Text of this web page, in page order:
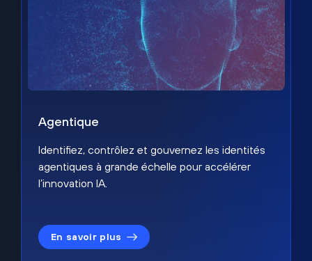
Agentique
Identifiez, contrôlez et gouvernez les identités
agentiques à grande échelle pour accélérer
l’innovation IA.
En savoir plus